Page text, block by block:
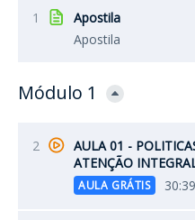
1
Apostila
Apostila
Módulo 1
2
AULA 01 -
ATENÇÃO
AULA GRÁTIS 30:39